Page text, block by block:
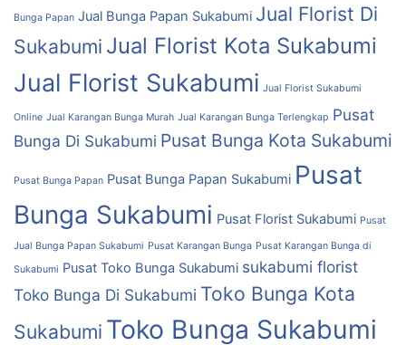
Bunga Papan Jual Bunga Papan Sukabumi Jual Florist Di
Sukabumi Jual Florist Kota Sukabumi
Jual Florist Sukabumi Jual Florist Sukabumi
Online Jual Karangan Bunga Murah Jual Karangan Bunga Terlengkap Pusat
Bunga Di Sukabumi Pusat Bunga Kota Sukabumi
Pusat Bunga Papan Pusat Bunga Papan Sukabumi Pusat
Bunga Sukabumi Pusat Florist Sukabumi Pusat
Jual Bunga Papan Sukabumi Pusat Karangan Bunga Pusat Karangan Bunga di
Sukabumi Pusat Toko Bunga Sukabumi sukabumi florist
Toko Bunga Di Sukabumi Toko Bunga Kota
Sukabumi Toko Bunga Sukabumi